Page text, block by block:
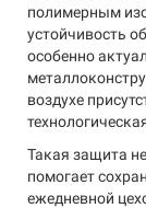
полимерным
устойчивость
особенно
воздухе
Такая защита
помогает
ежедневной